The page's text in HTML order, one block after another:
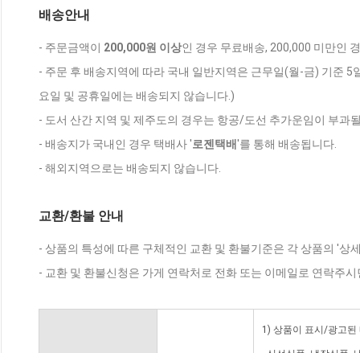
배송안내
- 주문금액이 200,000원 이상인 경우 무료배송, 200,000 미만인
- 주문 후 배송지역에 따라 국내 일반지역은 근무일(월-금) 기준
요일 및 공휴일에는 배송되지 않습니다.)
- 도서 산간 지역 및 제주도의 경우는 항공/도선 추가운임이 부과
- 배송지가 국내인 경우 택배사 '로젠택배'를 통해 배송됩니다.
- 해외지역으로는 배송되지 않습니다.
교환/환불 안내
- 상품의 특성에 따른 구체적인 교환 및 환불기준은 각 상품의 '상
- 교환 및 환불신청은 가게 연락처로 전화 또는 이메일로 연락주
1) 상품이 표시/광고된